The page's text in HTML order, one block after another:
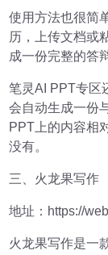
使用方法也很简
历，上传文档或
成一份完整的答
笔灵AI PPT专区
会自动生成一份
PPT上的内容相
没有。
三、火龙果写作
地址：https://
火龙果写作是一